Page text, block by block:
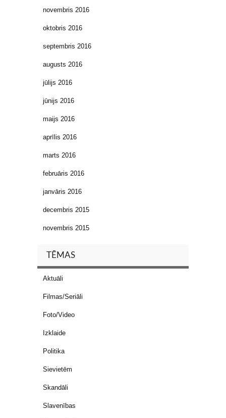
novembris 2016
oktobris 2016
septembris 2016
augusts 2016
jūlijs 2016
jūnijs 2016
maijs 2016
aprīlis 2016
marts 2016
februāris 2016
janvāris 2016
decembris 2015
novembris 2015
TĒMAS
Aktuāli
Filmas/Seriāli
Foto/Video
Izklaide
Politika
Sievietēm
Skandāli
Slavenības